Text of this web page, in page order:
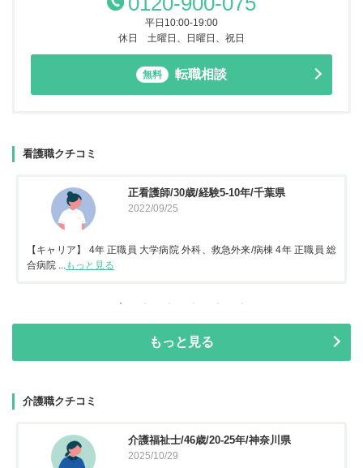
平日10:00-19:00
休日 土曜日、日曜日、祝日
無料 転職相談
看護職クチコミ
正看護師/30歳/経験5-10年/千葉県
2022/09/25
【キャリア】 4年 正職員 大学病院 外科、救急外来/病棟 4年 正職員 総
合病院 ...もっと見る
もっと見る
介護職クチコミ
介護福祉士/46歳/20-25年/神奈川県
2025/10/29